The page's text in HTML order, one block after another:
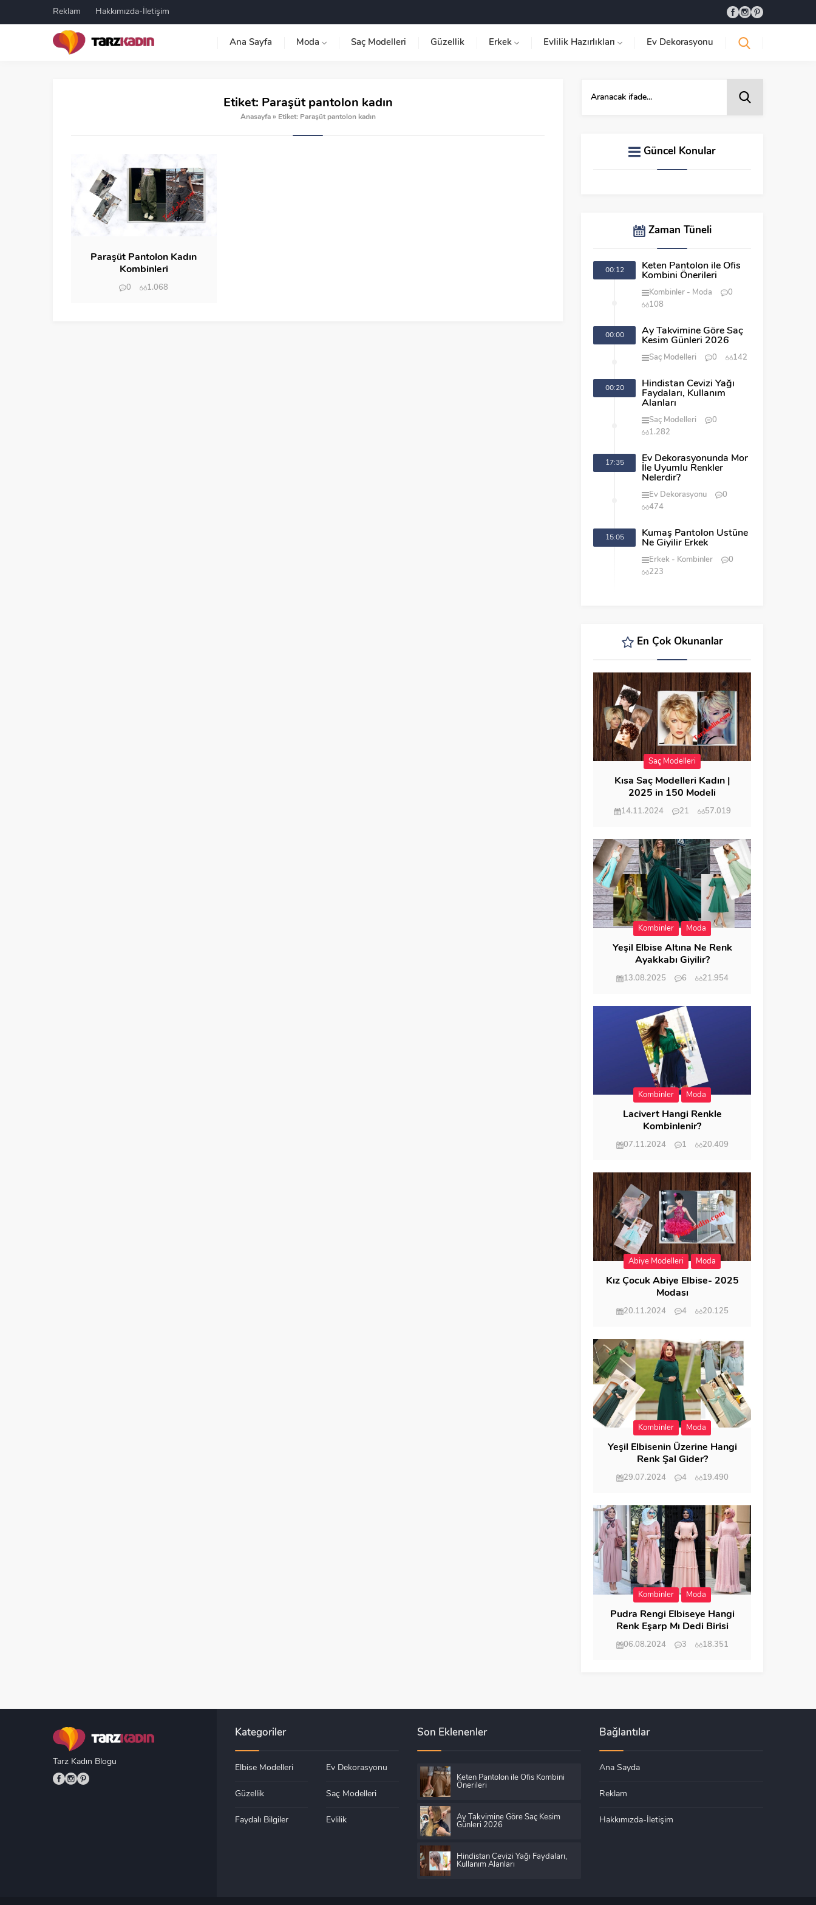
Reklam Hakkımızda-İletişim
Ana Sayfa Moda Saç Modelleri Güzellik Erkek Evlilik Hazırlıkları Ev Dekorasyonu
Etiket: Paraşüt pantolon kadın
Anasayfa » Etiket: Paraşüt pantolon kadın
Paraşüt Pantolon Kadın
Kombinleri
0 1.068
Güncel Konular
Zaman Tüneli
00:12
Keten Pantolon ile Ofis
Kombini Önerileri
Kombinler Moda
0
108
00:00
Ay Takvimine Göre Saç
Kesim Günleri 2026
Saç Modelleri 0 142
00:20
Hindistan Cevizi Yağı
Faydaları, Kullanım
Alanları
Saç Modelleri
0
1.282
17:35
Ev Dekorasyonunda Mor
İle Uyumlu Renkler
Nelerdir?
Ev Dekorasyonu
0
474
15:05
Kumaş Pantolon Üstüne
Ne Giyilir Erkek
Erkek Kombinler
0
223
En Çok Okunanlar
Saç Modelleri
Kısa Saç Modelleri Kadın |
2025 in 150 Modeli
14.11.2024 21 57.019
Kombinler Moda
Yeşil Elbise Altına Ne Renk
Ayakkabı Giyilir?
13.08.2025 6 21.954
Kombinler Moda
Lacivert Hangi Renkle
Kombinlenir?
07.11.2024 1 20.409
Abiye Modelleri Moda
Kız Çocuk Abiye Elbise- 2025
Modası
20.11.2024 4 20.125
Kombinler Moda
Yeşil Elbisenin Üzerine Hangi
Renk Şal Gider?
29.07.2024 4 19.490
Kombinler Moda
Pudra Rengi Elbiseye Hangi
Renk Eşarp Mı Dedi Birisi
06.08.2024 3 18.351
Tarz Kadın Blogu
Kategoriler
Elbise Modelleri Ev Dekorasyonu
Güzellik Saç Modelleri
Faydalı Bilgiler Evlilik
Son Eklenenler
Keten Pantolon ile Ofis Kombini
Önerileri
Ay Takvimine Göre Saç Kesim
Günleri 2026
Hindistan Cevizi Yağı Faydaları,
Kullanım Alanları
Bağlantılar
Ana Sayda
Reklam
Hakkımızda-İletişim